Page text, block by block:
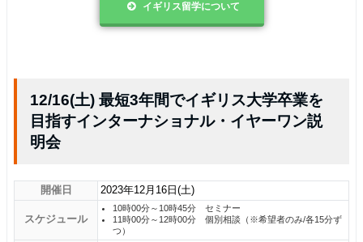
イギリス留学について
12/16(土) 最短3年間でイギリス大学卒業を
目指すインターナショナル・イヤーワン説
明会
開催日 2023年12月16日(土)
スケジュール
10時00分～10時45分 セミナー
11時00分～12時00分 個別相談（※希望者のみ/各15分ず
つ）